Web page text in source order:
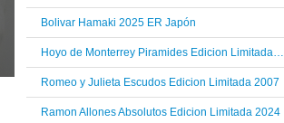
Bolivar Hamaki 2025 ER Japón
Hoyo de Monterrey Piramides Edicion Limitada 2003
Romeo y Julieta Escudos Edicion Limitada 2007
Ramon Allones Absolutos Edicion Limitada 2024